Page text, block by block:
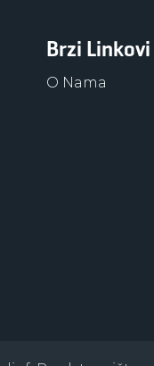
Brzi Linkovi
O Nama